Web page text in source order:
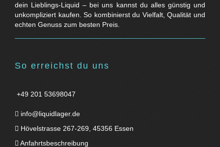
dein Lieblings-Liquid – bei uns kannst du alles günstig und
unkompliziert kaufen. So kombinierst du Vielfalt, Qualität und
echten Genuss zum besten Preis.
So erreichst du uns
+49 201 53698047
info@liquidlager.de
Hövelstrasse 267-269, 45356 Essen
Anfahrtsbeschreibung